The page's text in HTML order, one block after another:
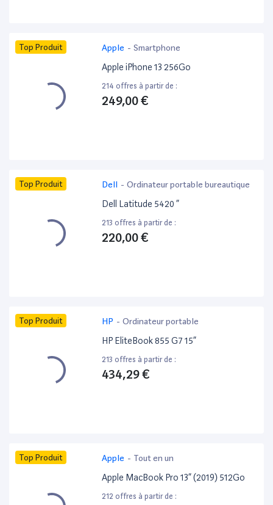
Top Produit Apple - Smartphone
Apple iPhone 13 256Go
214 offres à partir de :
249,00 €
Top Produit Dell - Ordinateur portable bureautique
Dell Latitude 5420 ”
213 offres à partir de :
220,00 €
Top Produit HP - Ordinateur portable
HP EliteBook 855 G7 15”
213 offres à partir de :
434,29 €
Top Produit Apple - Tout en un
Apple MacBook Pro 13” (2019) 512Go
212 offres à partir de :